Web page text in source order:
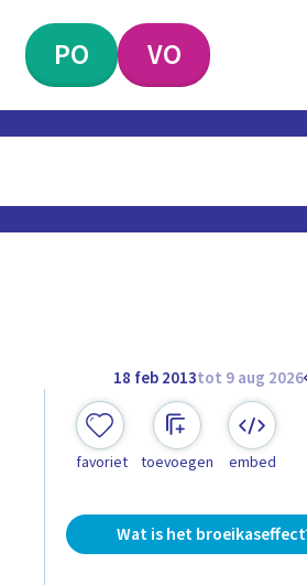
PO VO
18 feb 2013tot 9 aug 2026
favoriet toevoegen embed
Wat is het